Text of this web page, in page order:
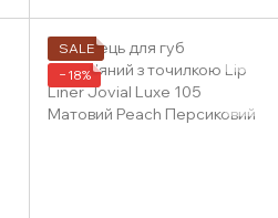
SALE
−18%